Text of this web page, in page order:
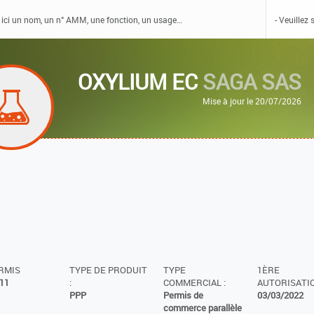
OXYLIUM ECSAGA SAS
Mise à jour le 20/07/2026
TYPE DE PRODUIT
:
PPP
TYPE
COMMERCIAL :
Permis de
commerce parallèle
1ÈRE
03/03/2022